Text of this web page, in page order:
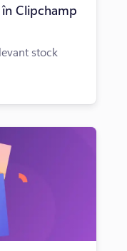
Clipchamp
stock